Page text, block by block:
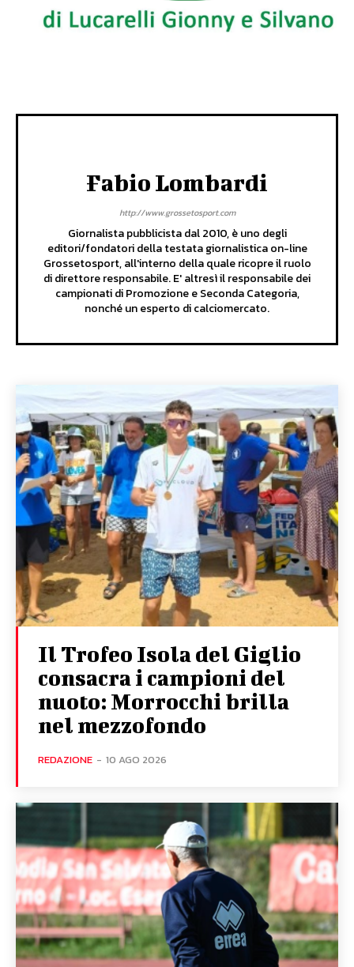
Fabio Lombardi
http://www.grossetosport.com
Giornalista pubblicista dal 2010, è uno degli
editori/fondatori della testata giornalistica on-line
Grossetosport, all'interno della quale ricopre il ruolo
di direttore responsabile. E' altresì il responsabile dei
campionati di Promozione e Seconda Categoria,
nonché un esperto di calciomercato.
Il Trofeo Isola del Giglio
consacra i campioni del
nuoto: Morrocchi brilla
nel mezzofondo
REDAZIONE - 10 AGO 2026